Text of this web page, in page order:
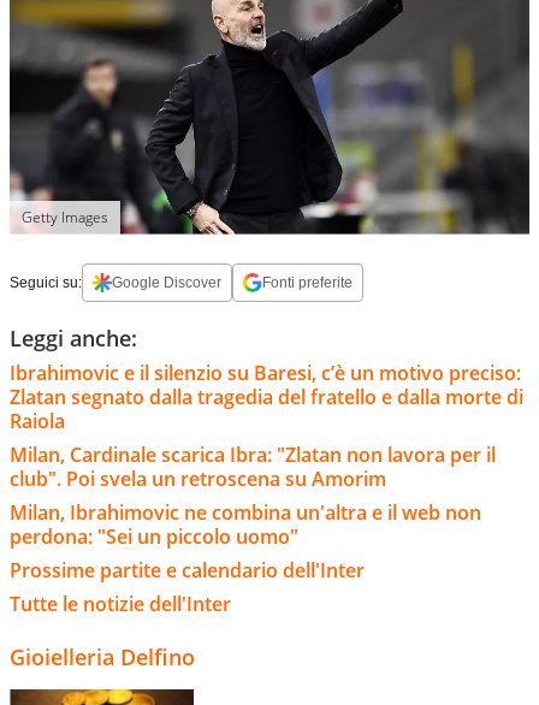
Getty Images
Seguici su: Google Discover Fonti preferite
Leggi anche:
Ibrahimovic e il silenzio su Baresi, c’è un motivo preciso:
Zlatan segnato dalla tragedia del fratello e dalla morte di
Raiola
Milan, Cardinale scarica Ibra: "Zlatan non lavora per il
club". Poi svela un retroscena su Amorim
Milan, Ibrahimovic ne combina un'altra e il web non
perdona: "Sei un piccolo uomo"
Prossime partite e calendario dell'Inter
Tutte le notizie dell'Inter
Gioielleria Delfino